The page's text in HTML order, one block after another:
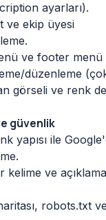
ayarları).
ve ekip üyesi
ve footer
düzenleme
görseli ve renk
güvenlik
yapısı ile
kelime ve
robots.txt